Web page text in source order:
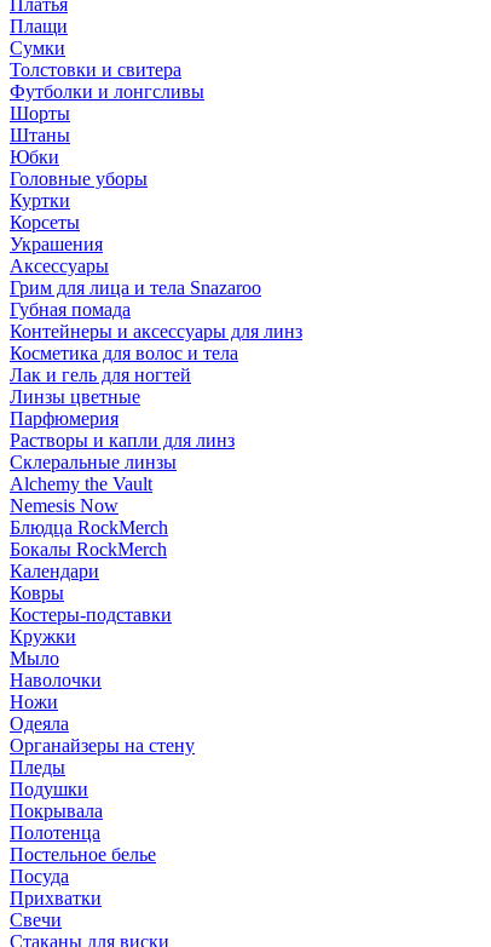
Платья
Плащи
Сумки
Толстовки и свитера
Футболки и лонгсливы
Шорты
Штаны
Юбки
Головные уборы
Куртки
Корсеты
Украшения
Аксессуары
Грим для лица и тела Snazaroo
Губная помада
Контейнеры и аксессуары для линз
Косметика для волос и тела
Лак и гель для ногтей
Линзы цветные
Парфюмерия
Растворы и капли для линз
Склеральные линзы
Alchemy the Vault
Nemesis Now
Блюдца RockMerch
Бокалы RockMerch
Календари
Ковры
Костеры-подставки
Кружки
Мыло
Наволочки
Ножи
Одеяла
Органайзеры на стену
Пледы
Подушки
Покрывала
Полотенца
Постельное белье
Посуда
Прихватки
Свечи
Стаканы для виски